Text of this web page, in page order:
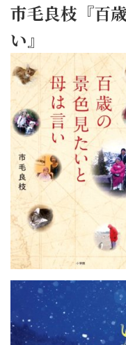
市毛良枝『百
い』